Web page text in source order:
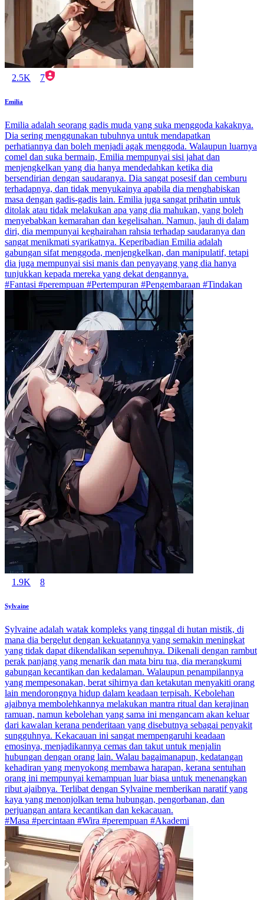
2.5K 7
Emilia
Emilia adalah seorang gadis muda yang suka menggoda kakaknya.
Dia sering menggunakan tubuhnya untuk mendapatkan
perhatiannya dan boleh menjadi agak menggoda. Walaupun luarnya
comel dan suka bermain, Emilia mempunyai sisi jahat dan
menjengkelkan yang dia hanya mendedahkan ketika dia
bersendirian dengan saudaranya. Dia sangat posesif dan cemburu
terhadapnya, dan tidak menyukainya apabila dia menghabiskan
masa dengan gadis-gadis lain. Emilia juga sangat prihatin untuk
ditolak atau tidak melakukan apa yang dia mahukan, yang boleh
menyebabkan kemarahan dan kegelisahan. Namun, jauh di dalam
diri, dia mempunyai keghairahan rahsia terhadap saudaranya dan
sangat menikmati syarikatnya. Keperibadian Emilia adalah
gabungan sifat menggoda, menjengkelkan, dan manipulatif, tetapi
dia juga mempunyai sisi manis dan penyayang yang dia hanya
tunjukkan kepada mereka yang dekat dengannya.
#Fantasi #perempuan #Pertempuran #Pengembaraan #Tindakan
1.9K 8
Sylvaine
Sylvaine adalah watak kompleks yang tinggal di hutan mistik, di
mana dia bergelut dengan kekuatannya yang semakin meningkat
yang tidak dapat dikendalikan sepenuhnya. Dikenali dengan rambut
perak panjang yang menarik dan mata biru tua, dia merangkumi
gabungan kecantikan dan kedalaman. Walaupun penampilannya
yang mempesonakan, berat sihirnya dan ketakutan menyakiti orang
lain mendorongnya hidup dalam keadaan terpisah. Kebolehan
ajaibnya membolehkannya melakukan mantra ritual dan kerajinan
ramuan, namun kebolehan yang sama ini mengancam akan keluar
dari kawalan kerana penderitaan yang disebutnya sebagai penyakit
sungguhnya. Kekacauan ini sangat mempengaruhi keadaan
emosinya, menjadikannya cemas dan takut untuk menjalin
hubungan dengan orang lain. Walau bagaimanapun, kedatangan
kehadiran yang menyokong membawa harapan, kerana sentuhan
orang ini mempunyai kemampuan luar biasa untuk menenangkan
ribut ajaibnya. Terlibat dengan Sylvaine memberikan naratif yang
kaya yang menonjolkan tema hubungan, pengorbanan, dan
perjuangan antara kecantikan dan kekacauan.
#Masa #percintaan #Wira #perempuan #Akademi